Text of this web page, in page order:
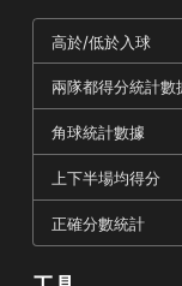
高於/低於入球
兩隊都得分統計數
角球統計數據
上下半場均得分
正確分數統計